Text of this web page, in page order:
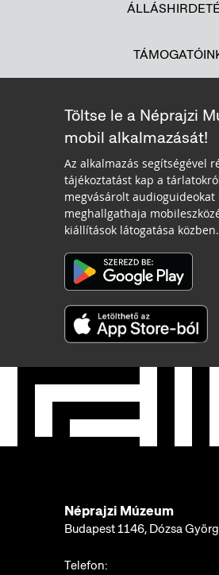
Töltse le a Néprajzi
mobil alkalmazását!
Az alkalmazás segítségével
tájékoztatást kap a
megvásárolt audioguideokat
meghallgathaja
kiállítások látogatása közben.
Néprajzi Múzeum
Budapest 1146, Dózsa
Telefon: